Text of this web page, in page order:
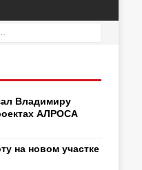
Владимиру
АЛРОСА
на новом участке